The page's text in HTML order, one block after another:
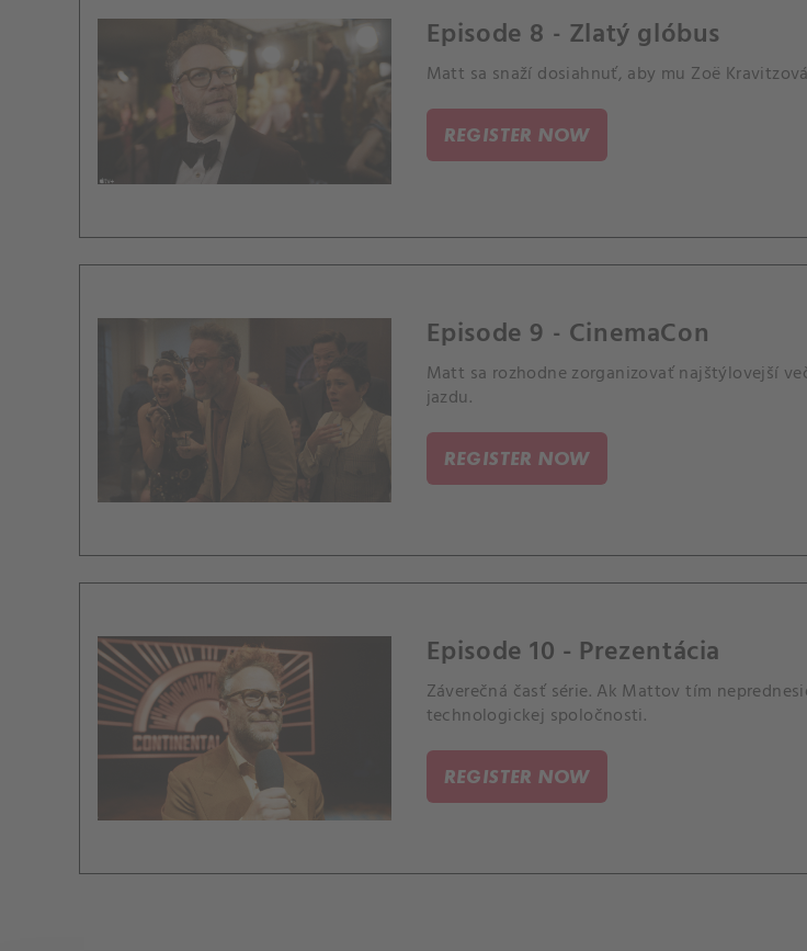
Episode 8 - Zlatý glóbus
Matt sa snaží dosiahnuť, aby mu Zoë
REGISTER NOW
Episode 9 - CinemaCon
Matt sa rozhodne zorganizovať najštýlovejší
jazdu.
REGISTER NOW
Episode 10 - Prezentácia
Záverečná časť série. Ak Mattov tím
technologickej spoločnosti.
REGISTER NOW